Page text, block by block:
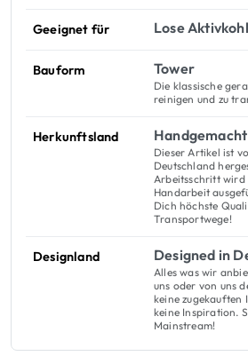
Geeignet für Lose
Bauform Tower
Die klassische
reinigen und zu
Herkunftsland
Dieser Artikel ist
Deutschland
Arbeitsschritt wird
Handarbeit
Dich höchste
Transportwege!
Designland Designed in
Alles was wir
uns oder von uns
keine zugekauften
keine Inspiration.
Mainstream!